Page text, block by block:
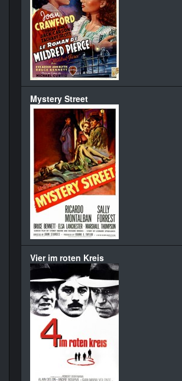
Mystery Street
Vier im roten Kreis